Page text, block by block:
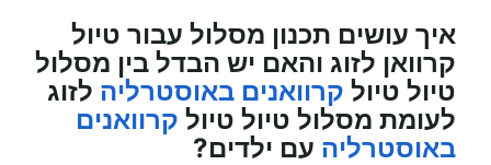
איך עושים תכנון מסלול עבור טיול
קרוואן לזוג והאם יש הבדל בין מסלול
טיול טיול קרוואנים באוסטרליה לזוג
לעומת מסלול טיול טיול קרוואנים
באוסטרליה עם ילדים?